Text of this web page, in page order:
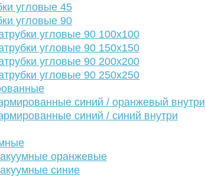
угловые 45
угловые 90
угловые 90 100х100
угловые 90 150х150
угловые 90 200х200
угловые 90 250х250
синий / оранжевый внутри
синий / синий внутри
оранжевые
синие